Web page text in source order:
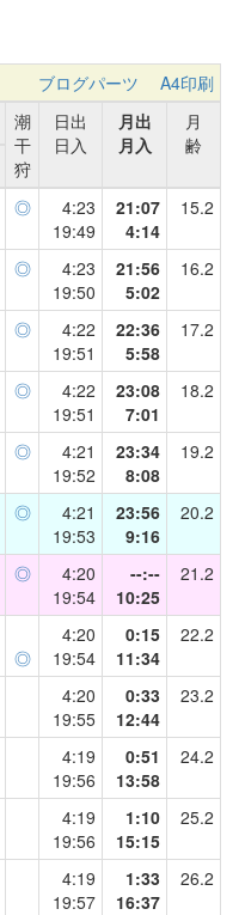
ブログパーツ
A4印刷
潮
干
狩
日出
日入
月出
月入
月
齢
◎
4:23
19:49
21:07
4:14
15.2
◎
4:23
19:50
21:56
5:02
16.2
◎
4:22
19:51
22:36
5:58
17.2
◎
4:22
19:51
23:08
7:01
18.2
◎
4:21
19:52
23:34
8:08
19.2
◎
4:21
19:53
23:56
9:16
20.2
◎
4:20
19:54
--:--
10:25
21.2
◎
4:20
19:54
0:15
11:34
22.2
4:20
19:55
0:33
12:44
23.2
4:19
19:56
0:51
13:58
24.2
4:19
19:56
1:10
15:15
25.2
4:19
19:57
1:33
16:37
26.2